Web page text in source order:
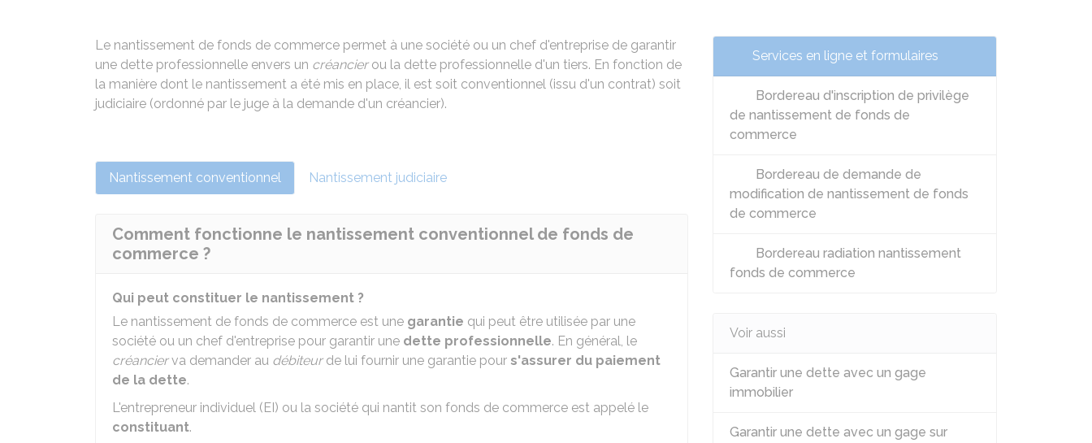
Le nantissement de fonds de commerce permet à une société ou un chef d'entreprise de garantir
une dette professionnelle envers un créancierou la dette professionnelle d'un tiers. En fonction de
la manière dont le nantissement a été mis en place, il est soit conventionnel (issu d'un contrat) soit
judiciaire (ordonné par le juge à la demande d'un créancier).
Nantissement conventionnel Nantissement judiciaire
Comment fonctionne le nantissement conventionnel de fonds de
commerce ?
Qui peut constituer le nantissement ?
Le nantissement de fonds de commerce est une garantie qui peut être utilisée par une
société ou un chef d'entreprise pour garantir une dette professionnelle. En général, le
créancierva demander au débiteurde lui fournir une garantie pour s'assurer du paiement
de la dette.
L'entrepreneur individuel (EI) ou la société qui nantit son fonds de commerce est appelé le
constituant.
Services en ligne et formulaires
Bordereau d'inscription de privilège
de nantissement de fonds de
commerce
Bordereau de demande de
modification de nantissement de fonds
de commerce
Bordereau radiation nantissement
fonds de commerce
Voir aussi
Garantir une dette avec un gage
immobilier
Garantir une dette avec un gage sur